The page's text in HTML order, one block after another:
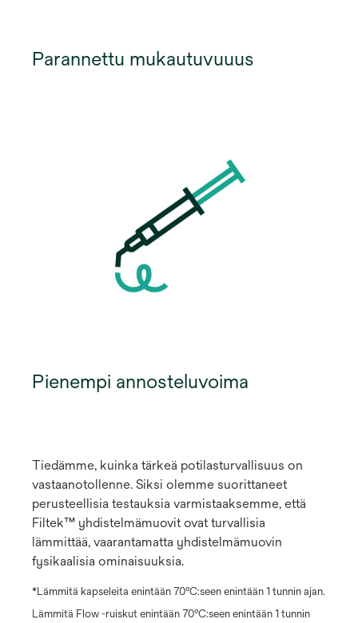
Parannettu mukautuvuuus
Pienempi annosteluvoima
Tiedämme, kuinka tärkeä potilasturvallisuus on
vastaanotollenne. Siksi olemme suorittaneet
perusteellisia testauksia varmistaaksemme, että
Filtek™ yhdistelmämuovit ovat turvallisia
lämmittää, vaarantamatta yhdistelmämuovin
fysikaalisia ominaisuuksia.
*Lämmitä kapseleita enintään 70ºC:seen enintään 1 tunnin ajan.
Lämmitä Flow -ruiskut enintään 70ºC:seen enintään 1 tunnin